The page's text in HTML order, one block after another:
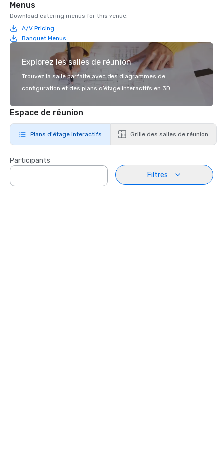
Menus
Download catering menus for this venue.
A/V Pricing
Banquet Menus
Explorez les salles de réunion
Trouvez la salle parfaite avec des diagrammes de
configuration et des plans d’étage interactifs en 3D.
Espace de réunion
Plans d'étage interactifs Grille des salles de réunion
Participants
Filtres